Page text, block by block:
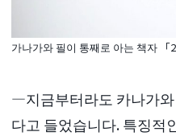
가나가와 필이 통째로 아는 책자 「
―지금부터라도 카나가
다고 들었습니다. 특징적